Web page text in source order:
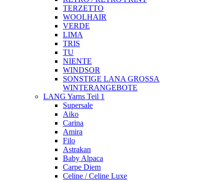
TERZETTO
WOOLHAIR
VERDE
LIMA
TRIS
TU
NIENTE
WINDSOR
SONSTIGE LANA GROSSA
WINTERANGEBOTE
LANG Yarns Teil 1
Supersale
Aiko
Carina
Amira
Filo
Astrakan
Baby Alpaca
Carpe Diem
Celine / Celine Luxe